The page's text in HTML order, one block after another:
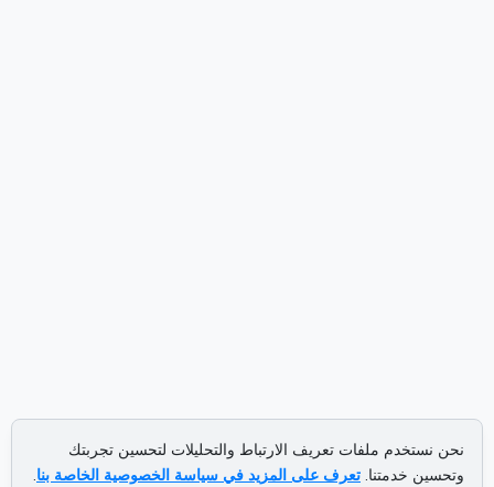
نحن نستخدم ملفات تعريف الارتباط والتحليلات لتحسين تجربتك
وتحسين خدمتنا. تعرف على المزيد في سياسة الخصوصية الخاصة بنا.